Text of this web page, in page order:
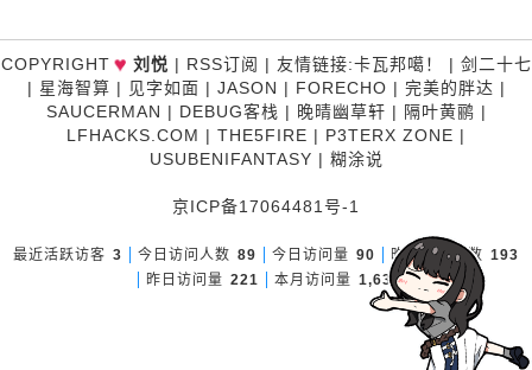
COPYRIGHT♥ 刘悦 | RSS订阅 | 友情链接:卡瓦邦噶！ | 剑二十七
| 星海智算 | 见字如面 | JASON | FORECHO | 完美的胖达 |
SAUCERMAN | DEBUG客栈 | 晚晴幽草轩 | 隔叶黄鹂 |
LFHACKS.COM | THE5FIRE | P3TERX ZONE |
USUBENIFANTASY | 糊涂说
京ICP备17064481号-1
最近活跃访客 3 今日访问人数 89 今日访问量 90 昨日访问人数 193
昨日访问量 221 本月访问量 1,631